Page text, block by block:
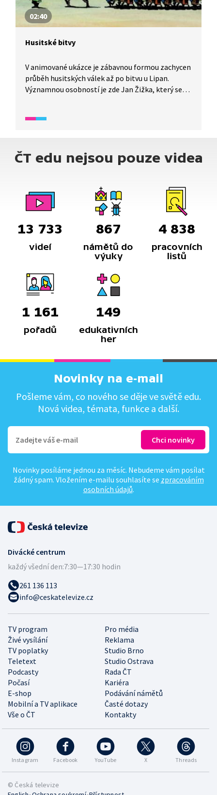
02:40
Husitské bitvy
V animované ukázce je zábavnou formou zachycen
průběh husitských válek až po bitvu u Lipan.
Významnou osobností je zde Jan Žižka, který se
ČT edu nejsou pouze videa
13 733
videí
867
námětů do
výuky
4 838
pracovních
listů
1 161
pořadů
149
edukativních
her
Novinky na e-mail
Pošleme vám, co nového se děje ve světě edu.
Nová videa, témata, funkce a další.
Novinky posíláme jednou za měsíc. Nebudeme vám posílat
žádný spam. Vložením e-mailu souhlasíte se zpracováním
osobních údajů.